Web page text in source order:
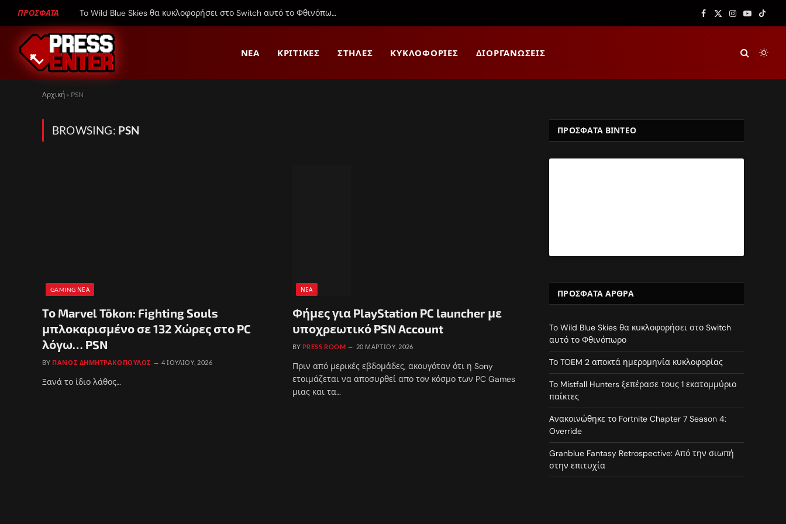
ΠΡΟΣΦΑΤΑ To Wild Blue Skies θα κυκλοφορήσει στο Switch αυτό το Φθινόπωρο Facebook
X
Instagram
YouTube
TikTok
ΝΈΑ ΚΡΙΤΙΚΈΣ ΣΤΉΛΕΣ ΚΥΚΛΟΦΟΡΊΕΣ ΔΙΟΡΓΑΝΏΣΕΙΣ
Αρχική » PSN
BROWSING: PSN
GAMING ΝΈΑ
Το Marvel Tōkon: Fighting Souls
μπλοκαρισμένο σε 132 Χώρες στο PC
λόγω… PSN
BY ΠΆΝΟΣ ΔΗΜΗΤΡΑΚΌΠΟΥΛΟΣ 4 ΙΟΥΛΊΟΥ, 2026
Ξανά το ίδιο λάθος…
ΝΈΑ
Φήμες για PlayStation PC launcher με
υποχρεωτικό PSN Account
BY PRESS ROOM 20 ΜΑΡΤΊΟΥ, 2026
Πριν από μερικές εβδομάδες, ακουγόταν ότι η Sony
ετοιμάζεται να αποσυρθεί απο τον κόσμο των PC Games
μιας και τα…
ΠΡΟΣΦΑΤΑ ΒΙΝΤΕΟ
ΠΡΌΣΦΑΤΑ ΆΡΘΡΑ
To Wild Blue Skies θα κυκλοφορήσει στο Switch
αυτό το Φθινόπωρο
Το TOEM 2 αποκτά ημερομηνία κυκλοφορίας
To Mistfall Hunters ξεπέρασε τους 1 εκατομμύριο
παίκτες
Ανακοινώθηκε το Fortnite Chapter 7 Season 4:
Override
Granblue Fantasy Retrospective: Από την σιωπή
στην επιτυχία